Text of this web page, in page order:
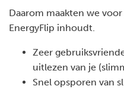
Daarom maakten we
EnergyFlip inhoudt.
Zeer
uitlezen van je
Snel opsporen van